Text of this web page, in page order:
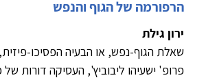
הרפורמה של הגוף והנפש
ירון גילת
שאלת הגוף-נפש, או הבעיה הפסיכו-
פרופ' ישעיהו ליבוביץ', העסיקה דורות של